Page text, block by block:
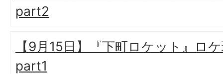
part2
【9月15日】『下町ロケット』ロ
part1